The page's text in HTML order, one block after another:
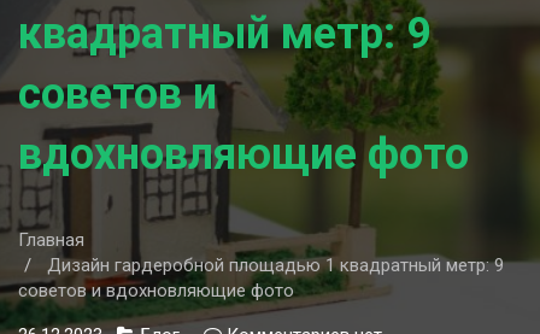
квадратный метр: 9
советов и
вдохновляющие фото
Главная
Дизайн гардеробной площадью 1 квадратный метр: 9
советов и вдохновляющие фото